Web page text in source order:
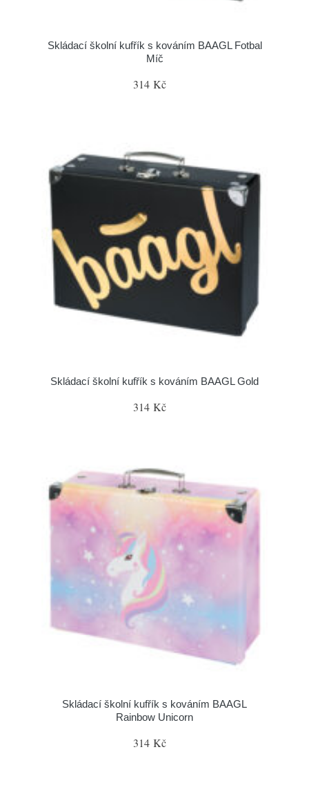
Skládací školní kufřík s kováním BAAGL Fotbal
Míč
314 Kč
Skládací školní kufřík s kováním BAAGL Gold
314 Kč
Skládací školní kufřík s kováním BAAGL
Rainbow Unicorn
314 Kč